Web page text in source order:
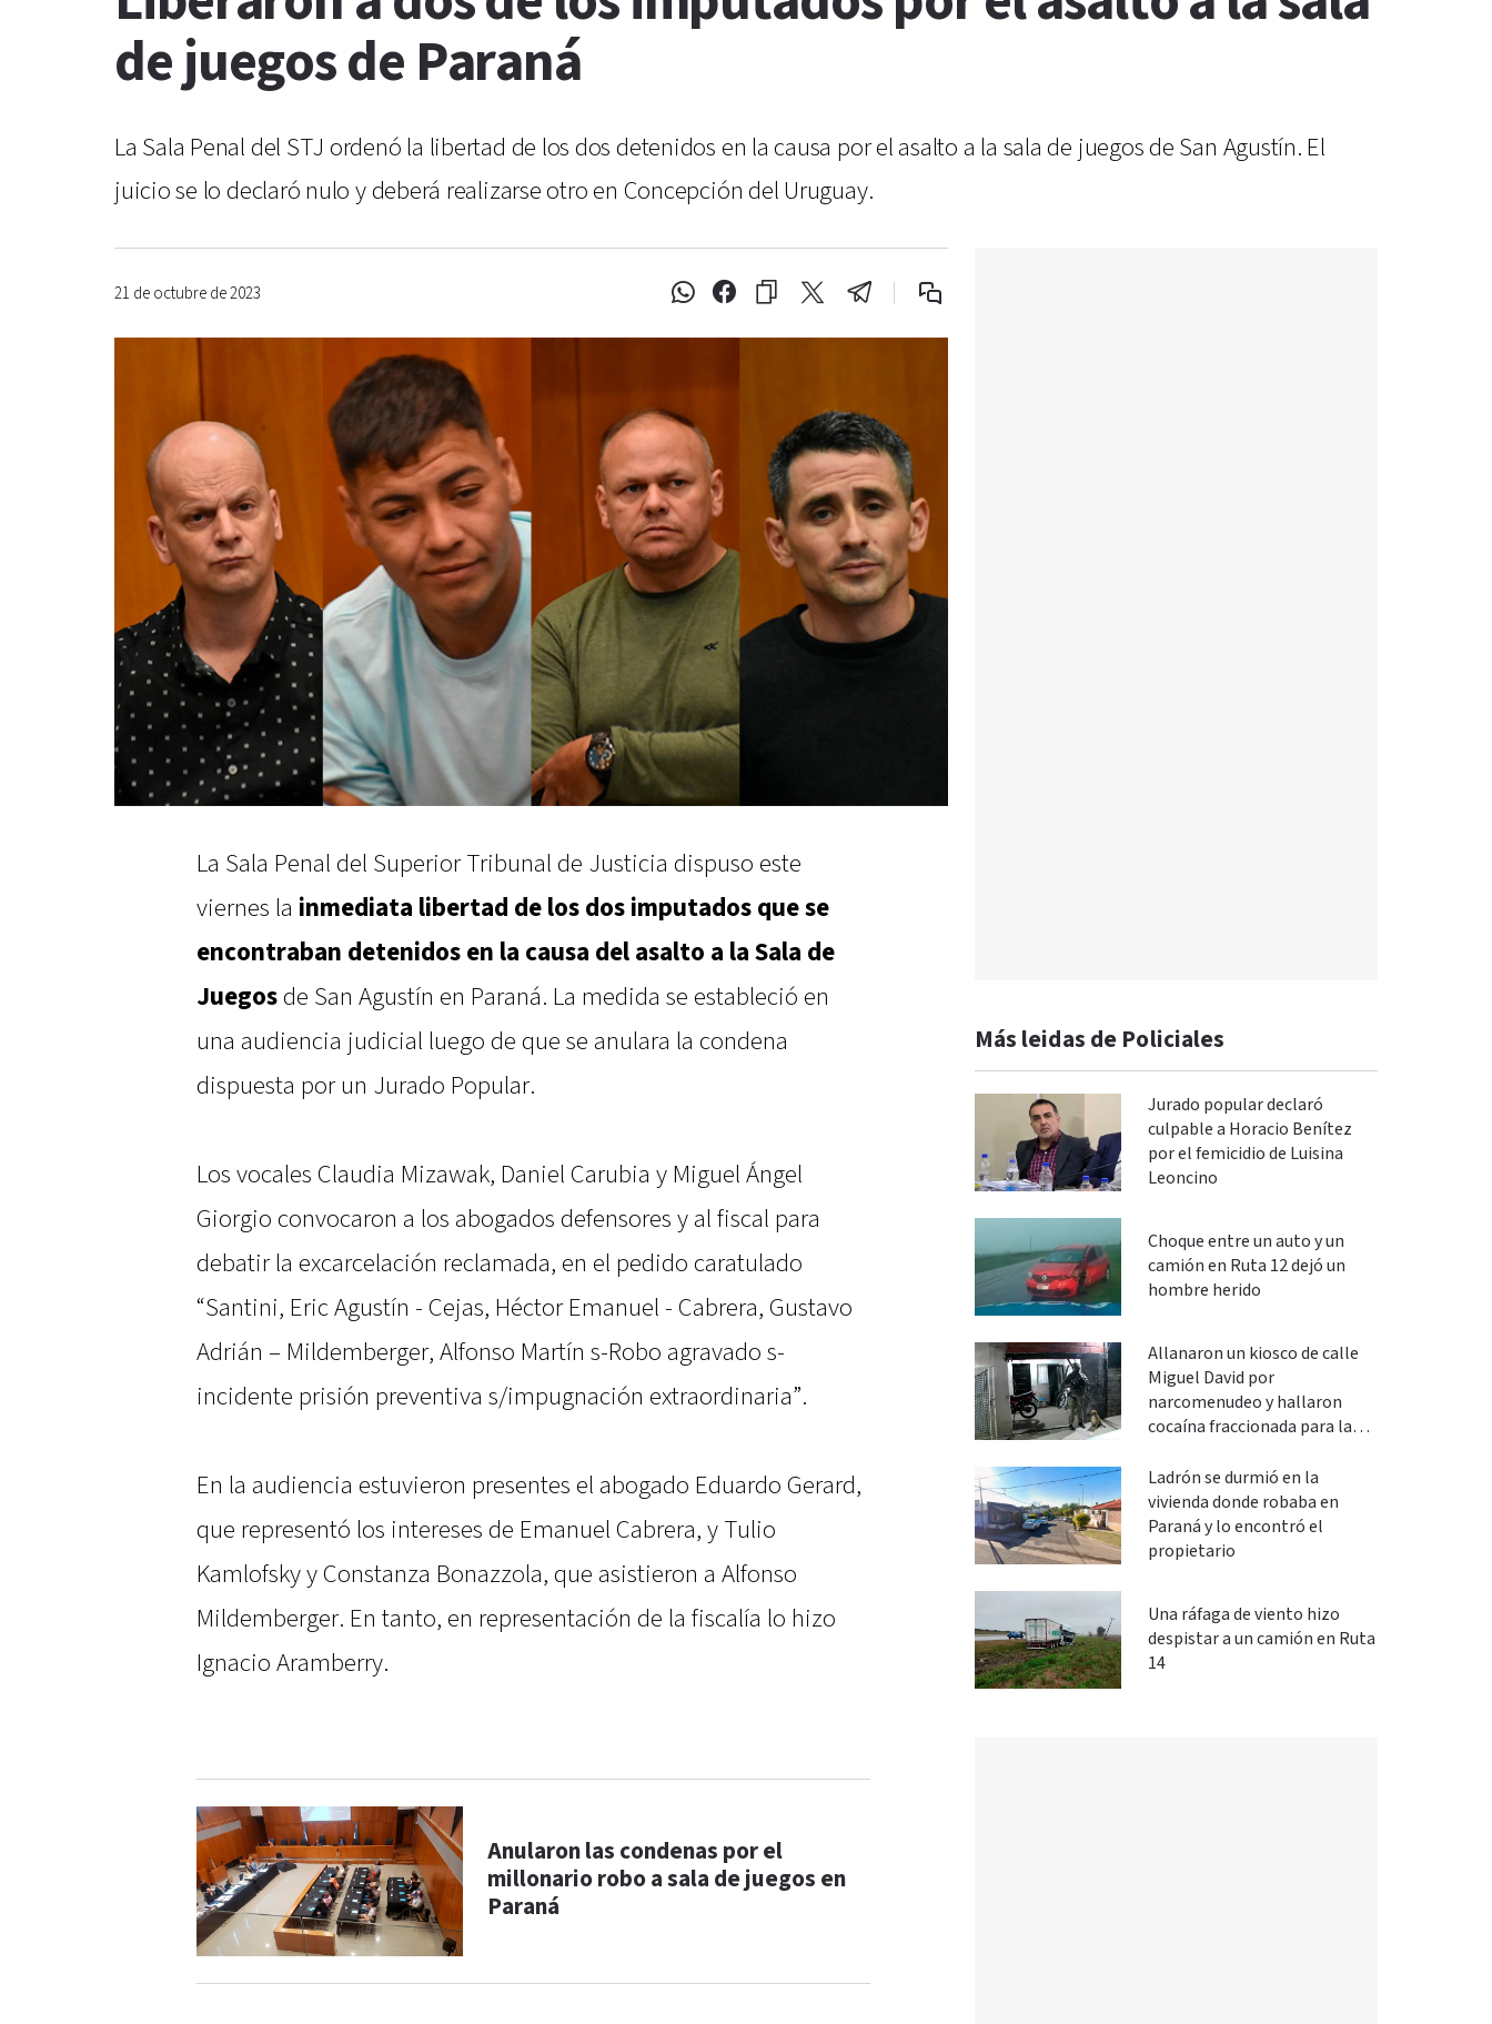
de juegos de Paraná
La Sala Penal del STJ ordenó la libertad de los dos detenidos en la causa por el asalto a la sala de juegos de San Agustín. El
juicio se lo declaró nulo y deberá realizarse otro en Concepción del Uruguay.
21 de octubre de 2023
La Sala Penal del Superior Tribunal de Justicia dispuso este
viernes la inmediata libertad de los dos imputados que se
encontraban detenidos en la causa del asalto a la Sala de
Juegosde San Agustín en Paraná. La medida se estableció en
una audiencia judicial luego de que se anulara la condena
dispuesta por un Jurado Popular.
Los vocales Claudia Mizawak, Daniel Carubia y Miguel Ángel
Giorgio convocaron a los abogados defensores y al fiscal para
debatir la excarcelación reclamada, en el pedido caratulado
“Santini, Eric Agustín - Cejas, Héctor Emanuel - Cabrera, Gustavo
Adrián – Mildemberger, Alfonso Martín s-Robo agravado s-
incidente prisión preventiva s/impugnación extraordinaria”.
En la audiencia estuvieron presentes el abogado Eduardo Gerard,
que representó los intereses de Emanuel Cabrera, y Tulio
Kamlofsky y Constanza Bonazzola, que asistieron a Alfonso
Mildemberger. En tanto, en representación de la fiscalía lo hizo
Ignacio Aramberry.
Anularon las condenas por el
millonario robo a sala de juegos en
Paraná
Más leidas de Policiales
Jurado popular declaró
culpable a Horacio Benítez
por el femicidio de Luisina
Leoncino
Choque entre un auto y un
camión en Ruta 12 dejó un
hombre herido
Allanaron un kiosco de calle
Miguel David por
narcomenudeo y hallaron
cocaína fraccionada para la
Ladrón se durmió en la
vivienda donde robaba en
Paraná y lo encontró el
propietario
Una ráfaga de viento hizo
despistar a un camión en Ruta
14